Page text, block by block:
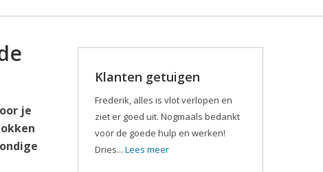
je
Klanten getuigen
Frederik, alles is vlot verlopen en
ziet er goed uit. Nogmaals bedankt
voor de goede hulp en werken!
Dries... Lees meer